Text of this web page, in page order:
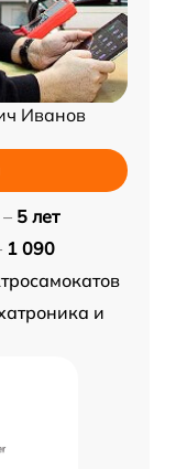
Иванов
5 лет
1 090
и